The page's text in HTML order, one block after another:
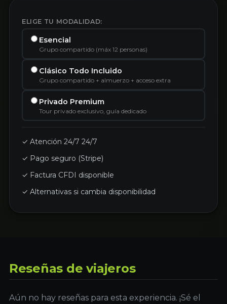
ELIGE TU MODALIDAD:
Esencial
Grupo compartido (máx 12 personas)
Clásico Todo Incluido
Grupo compartido + almuerzo + acceso extra
Privado Premium
Tour privado exclusivo, guía dedicado
✓ Atención 24/7 24/7
✓ Pago seguro (Stripe)
✓ Factura CFDI disponible
✓ Alternativas si cambia disponibilidad
Reseñas de viajeros
Aún no hay reseñas para esta experiencia. ¡Sé el